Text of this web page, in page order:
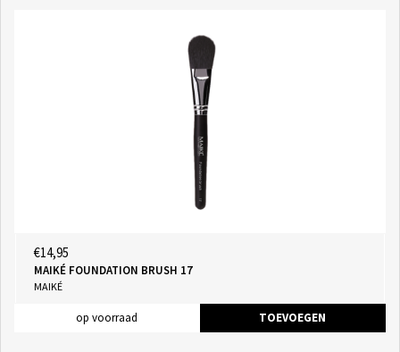
€14,95
MAIKÉ FOUNDATION BRUSH 17
MAIKÉ
op voorraad TOEVOEGEN